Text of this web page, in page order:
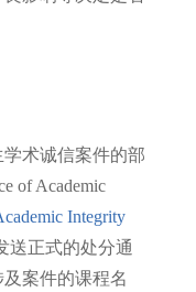
术诚信案件的部
of Academic
Integrity
送正式的处分通
案件的课程名